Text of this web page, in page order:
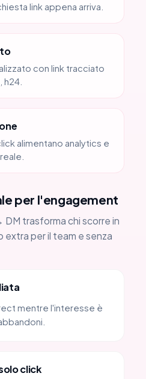
link appena arriva.
con link tracciato
alimentano analytics e
per l'engagement
trasforma chi scorre in
per il team e senza
mentre l'interesse è
click